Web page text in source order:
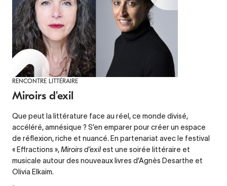
RENCONTRE LITTÉRAIRE
Miroirs d'exil
Que peut la littérature face au réel, ce monde divisé,
accéléré, amnésique ? S’en emparer pour créer un espace
de réflexion, riche et nuancé. En partenariat avec le festival
« Effractions »,Miroirs d’exilest une soirée littéraire et
musicale autour des nouveaux livres d’Agnès Desarthe et
Olivia Elkaim.